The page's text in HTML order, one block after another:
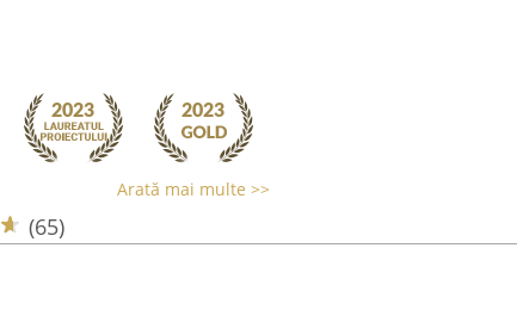
Arată mai multe >>
(65)